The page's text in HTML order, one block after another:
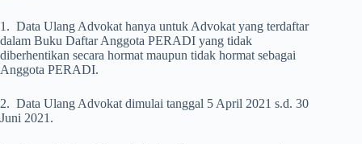
1. Data Ulang Advokat hanya untuk Advokat yang terdaftar
dalam Buku Daftar Anggota PERADI yang tidak
diberhentikan secara hormat maupun tidak hormat sebagai
Anggota PERADI.
2. Data Ulang Advokat dimulai tanggal 5 April 2021 s.d. 30
Juni 2021.